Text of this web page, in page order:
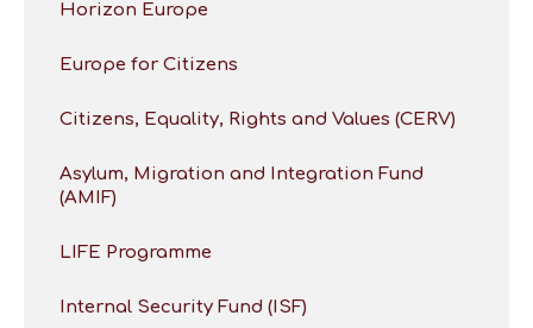
Horizon Europe
Europe for Citizens
Citizens, Equality, Rights and Values (CERV)
Asylum, Migration and Integration Fund
(AMIF)
LIFE Programme
Internal Security Fund (ISF)